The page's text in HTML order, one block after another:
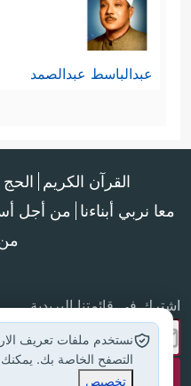
عبدالباسط عبدالصمد
القرآن الكريم
معا نربي أبناءنا من أجل
اشترك في قائمتنا البريدية
نستخدم ملفات تعريف
التصفح الخاصة بك.
تخصيص